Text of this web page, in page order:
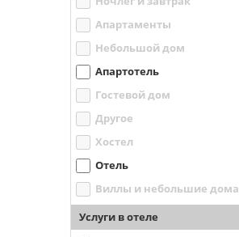
Апартаменты
Небольшой дом
Апартотель
Гостевой дом
Другое
Хостел
Отель
Виллы и небольшие дома
Услуги в отеле